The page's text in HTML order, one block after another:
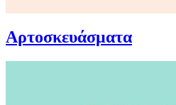
Αρτοσκευάσματα